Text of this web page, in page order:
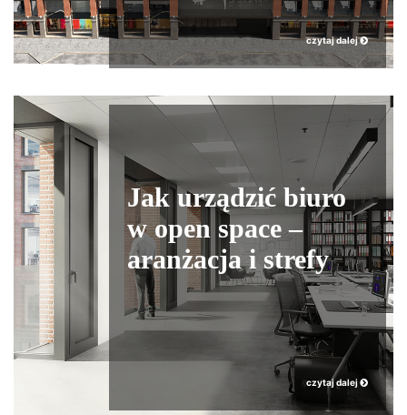
czytaj dalej
Jak urządzić biuro
w open space –
aranżacja i strefy
czytaj dalej